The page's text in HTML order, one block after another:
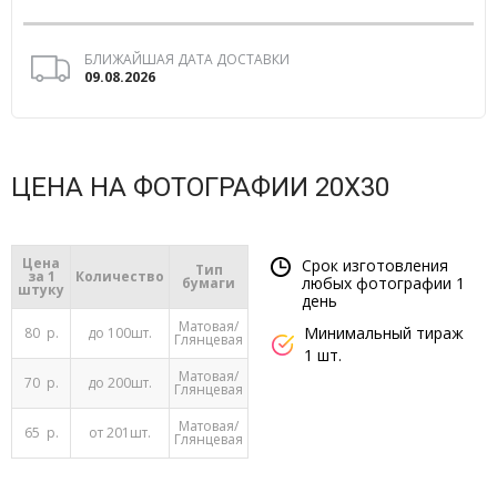
БЛИЖАЙШАЯ ДАТА ДОСТАВКИ
09.08.2026
ЦЕНА НА ФОТОГРАФИИ 20Х30
Цена
за 1
штуку
Количество Тип
бумаги
80 р. до 100шт. Матовая/
Глянцевая
70 р. до 200шт. Матовая/
Глянцевая
65 р. от 201шт. Матовая/
Глянцевая
Срок изготовления
любых фотографии 1
день
Минимальный тираж
1 шт.